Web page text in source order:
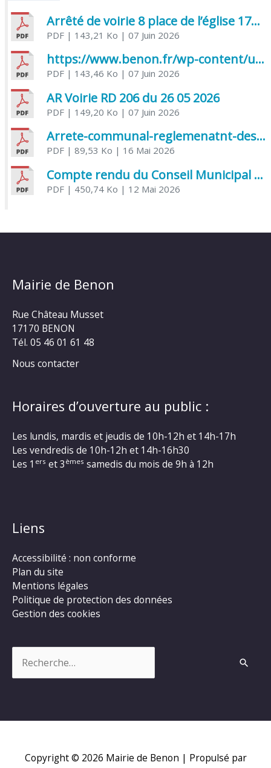
Arrêté de voirie 8 place de l’église 17170 Benon
PDF| 143,21 Ko | 07 Juin 2026
https://www.benon.fr/wp-content/uploads/2026/06/AR-Voirie-Chemin-de-Lafond-du-26-05-2026.pdf
PDF| 143,46 Ko | 07 Juin 2026
AR Voirie RD 206 du 26 05 2026
PDF| 149,20 Ko | 07 Juin 2026
Arrete-communal-reglemenatnt-des-bruits-de-voisinage-et-des-activites-bruyantes
PDF| 89,53 Ko | 16 Mai 2026
Compte rendu du Conseil Municipal du 06 mai 2026
PDF| 450,74 Ko | 12 Mai 2026
Mairie de Benon
Rue Château Musset
17170 BENON
Tél. 05 46 01 61 48
Nous contacter
Horaires d’ouverture au public :
Les lundis, mardis et jeudis de 10h-12h et 14h-17h
Les vendredis de 10h-12h et 14h-16h30
Les 1 ers et 3 èmes samedis du mois de 9h à 12h
Liens
Accessibilité : non conforme
Plan du site
Mentions légales
Politique de protection des données
Gestion des cookies
Copyright © 2026 Mairie de Benon | Propulsé par